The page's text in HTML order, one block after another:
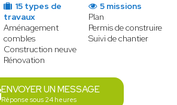
15 types de
travaux
Aménagement
combles
Construction neuve
Rénovation
5 missions
Plan
Permis de construire
Suivi de chantier
ENVOYER UN MESSAGE
Réponse sous 24 heures